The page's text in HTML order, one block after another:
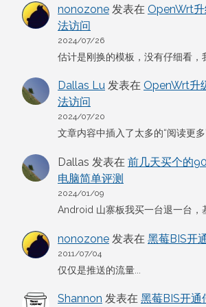
nonozone 发表在 OpenWrt
法访问
2024/07/26
估计是刚换的模板，没有仔细看，
Dallas Lu 发表在 OpenWrt升
法访问
2024/07/20
文章内容中插入了太多的“阅读更多
Dallas 发表在 前几天买个的
电脑简单评测
2024/01/09
Android 山寨板我买一台退一台，
nonozone 发表在 黑莓BIS开
2011/07/04
仅仅是推送的流量...
Shannon 发表在 黑莓BIS开通